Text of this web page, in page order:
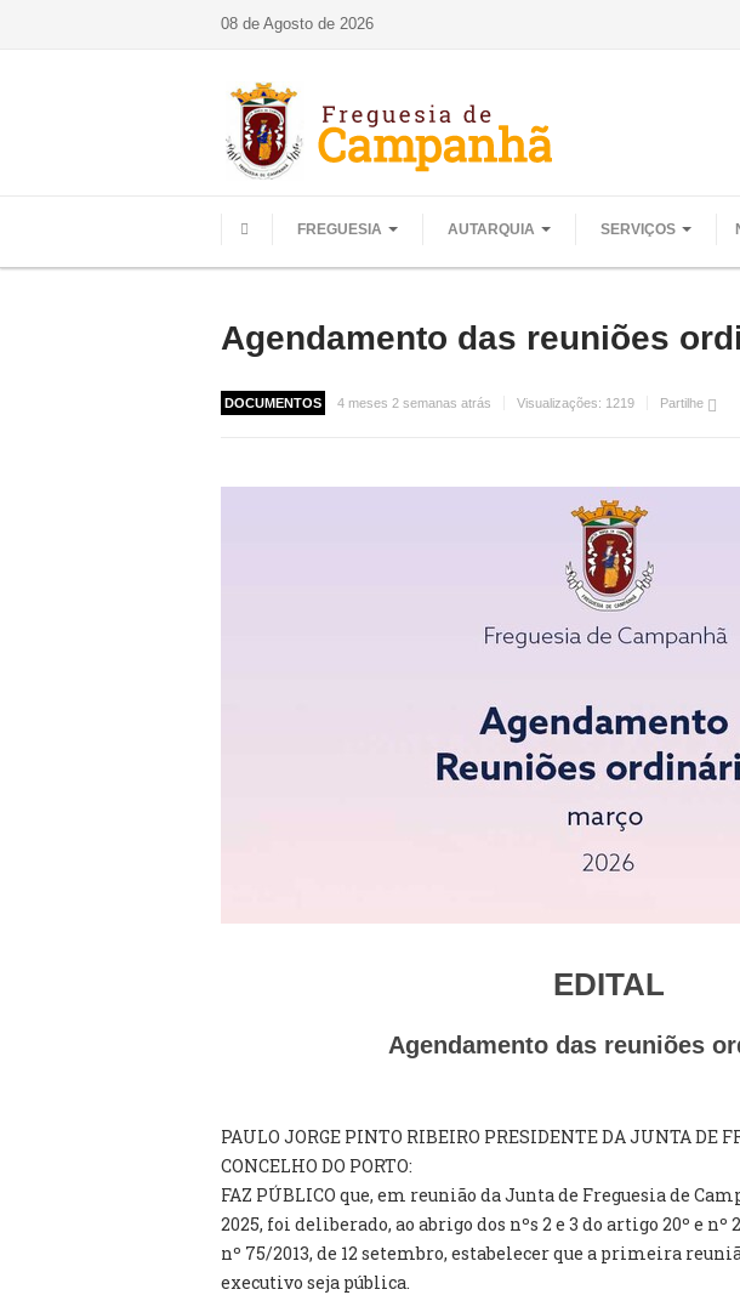
08 de Agosto de 2026
FREGUESIA AUTARQUIA SERVIÇOS
Agendamento das reuniões
DOCUMENTOS 4 meses 2 semanas atrás Visualizações: 1219 Partilhe
EDITAL
Agendamento das reuniões
PAULO JORGE PINTO RIBEIRO PRESIDENTE DA JUNTA DE
CONCELHO DO PORTO:
FAZ PÚBLICO que, em reunião da Junta de Freguesia de
2025, foi deliberado, ao abrigo dos nºs 2 e 3 do artigo 20º e nº
nº 75/2013, de 12 setembro, estabelecer que a primeira
executivo seja pública.